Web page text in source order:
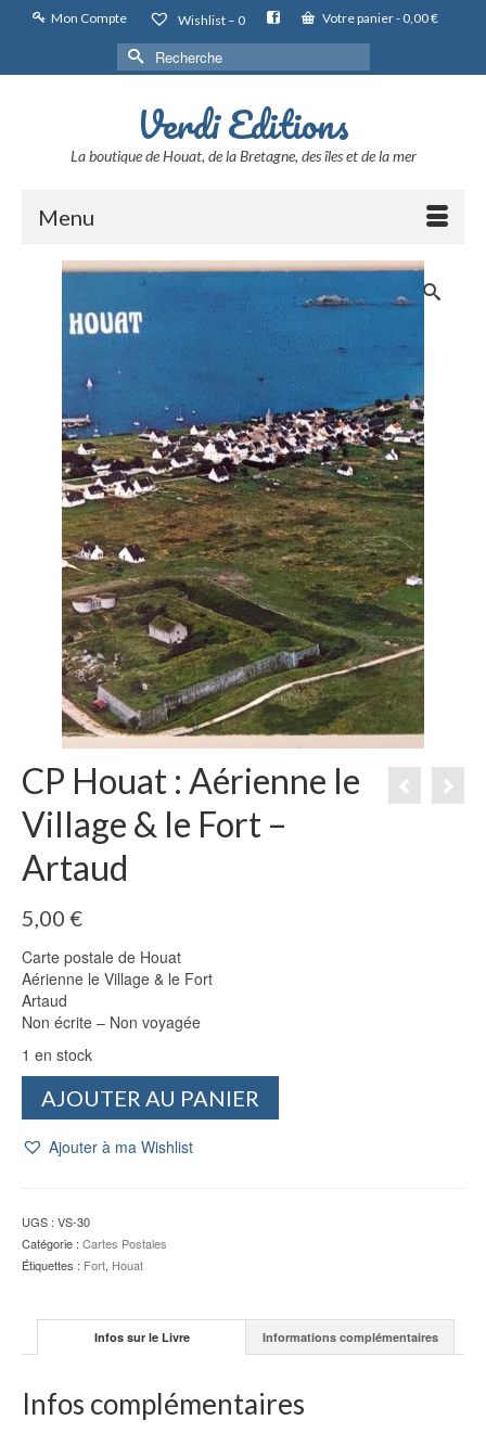
Mon Compte Wishlist – 0 Votre panier- 0,00€
Rechercher :
Verdi Editions
La boutique de Houat, de la Bretagne, des îles et de la mer
Menu
CP Houat : Aérienne le
Village & le Fort –
Artaud
5,00 €
Carte postale de Houat
Aérienne le Village & le Fort
Artaud
Non écrite – Non voyagée
1 en stock
Houat
le
Village
&
AJOUTER AU PANIER
Ajouter à ma Wishlist
UGS : VS-30
Catégorie : Cartes Postales
Étiquettes : Fort, Houat
Infos sur le Livre Informations complémentaires
Infos complémentaires